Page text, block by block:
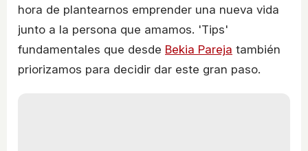
hora de plantearnos emprender una nueva vida
junto a la persona que amamos. 'Tips'
fundamentales que desde Bekia Pareja también
priorizamos para decidir dar este gran paso.